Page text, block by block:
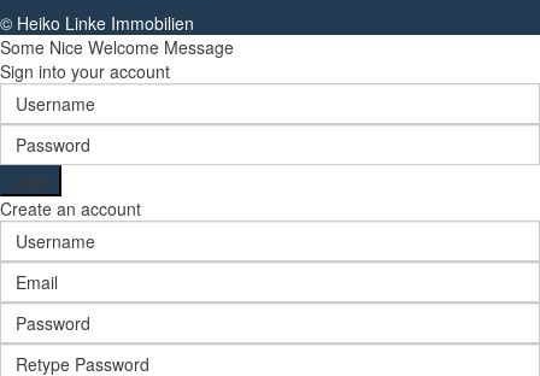
© Heiko Linke Immobilien
Some Nice Welcome Message
Sign into your account
Login
Create an account